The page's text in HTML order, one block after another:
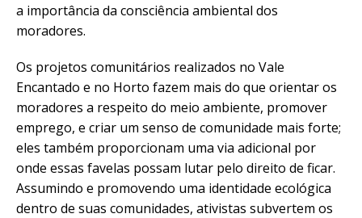
a importância da consciência ambiental dos
moradores.
Os projetos comunitários realizados no Vale
Encantado e no Horto fazem mais do que orientar os
moradores a respeito do meio ambiente, promover
emprego, e criar um senso de comunidade mais forte;
eles também proporcionam uma via adicional por
onde essas favelas possam lutar pelo direito de ficar.
Assumindo e promovendo uma identidade ecológica
dentro de suas comunidades, ativistas subvertem os